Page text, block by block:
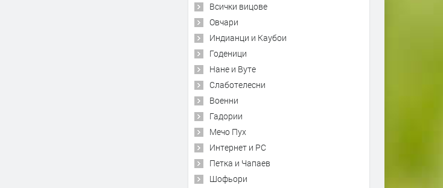
Всички вицове
Овчари
Индианци и Каубои
Годеници
Нане и Вуте
Слаботелесни
Военни
Гадории
Мечо Пух
Интернет и PC
Петка и Чапаев
Шофьори